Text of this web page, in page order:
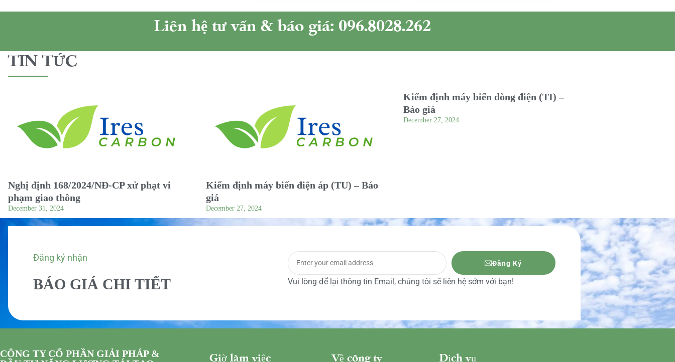
Liên hệ tư vấn & báo giá: 096.8028.262
TIN TỨC
Nghị định 168/2024/NĐ-CP xử phạt vi
phạm giao thông
December 31, 2024
Kiểm định máy biến điện áp (TU) – Báo
giá
December 27, 2024
Kiểm định máy biến dòng điện (TI) –
Báo giá
December 27, 2024
Đăng ký nhận
BÁO GIÁ CHI TIẾT
Đăng Ký
Vui lòng để lại thông tin Email, chúng tôi sẽ liên hệ sớm với bạn!
CÔNG TY CỔ PHẦN GIẢI PHÁP &
Giờ làm việc Về công ty Dịch vụ